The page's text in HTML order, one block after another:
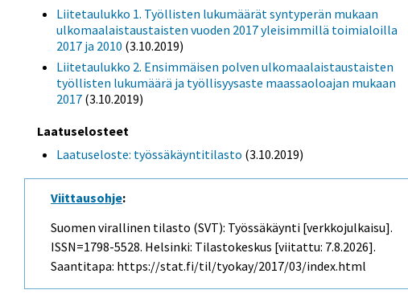
Liitetaulukko 1. Työllisten lukumäärät syntyperän mukaan
ulkomaalaistaustaisten vuoden 2017 yleisimmillä toimialoilla
2017 ja 2010 (3.10.2019)
Liitetaulukko 2. Ensimmäisen polven ulkomaalaistaustaisten
työllisten lukumäärä ja työllisyysaste maassaoloajan mukaan
2017 (3.10.2019)
Laatuselosteet
Laatuseloste: työssäkäyntitilasto (3.10.2019)
Viittausohje:
Suomen virallinen tilasto (SVT): Työssäkäynti [verkkojulkaisu].
ISSN=1798-5528. Helsinki: Tilastokeskus [viitattu: 7.8.2026].
Saantitapa: https://stat.fi/til/tyokay/2017/03/index.html